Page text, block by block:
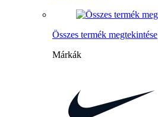
Összes termék megtekintése
Márkák